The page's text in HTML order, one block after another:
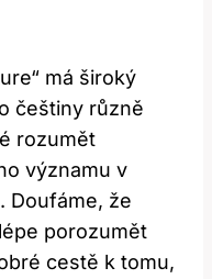
má široký
češtiny různě
rozumět
významu v
Doufáme, že
porozumět
cestě k tomu,